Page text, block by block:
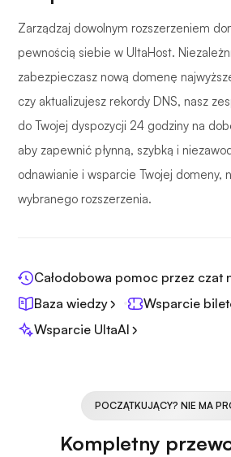
Zarządzaj dowolnym rozszerzeniem
pewnością siebie w UltaHost.
zabezpieczasz nową domenę
czy aktualizujesz rekordy DNS, nasz
do Twojej dyspozycji 24 godziny na
aby zapewnić płynną, szybką i
odnawianie i wsparcie Twojej domeny,
wybranego rozszerzenia.
Całodobowa pomoc przez czat
Baza wiedzy
Wsparcie
Wsparcie UltaAI
POCZĄTKUJĄCY? NIE MA
Kompletny